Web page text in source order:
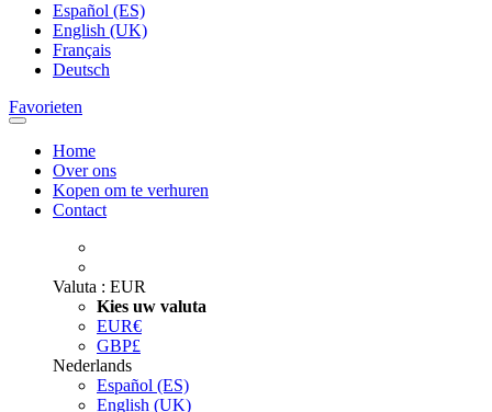
Español (ES)
English (UK)
Français
Deutsch
Favorieten
Home
Over ons
Kopen om te verhuren
Contact
Valuta : EUR
Kies uw valuta
EUR€
GBP£
Nederlands
Español (ES)
English (UK)